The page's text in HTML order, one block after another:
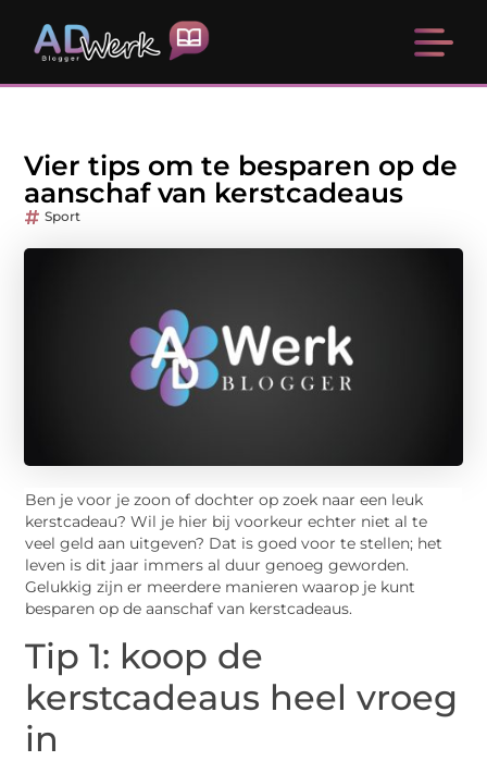
Vier tips om te besparen op de
aanschaf van kerstcadeaus
Sport
Ben je voor je zoon of dochter op zoek naar een leuk
kerstcadeau? Wil je hier bij voorkeur echter niet al te
veel geld aan uitgeven? Dat is goed voor te stellen; het
leven is dit jaar immers al duur genoeg geworden.
Gelukkig zijn er meerdere manieren waarop je kunt
besparen op de aanschaf van kerstcadeaus.
Tip 1: koop de
kerstcadeaus heel vroeg
in